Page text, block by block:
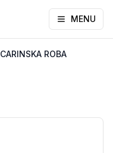
MENU
CARINSKA ROBA